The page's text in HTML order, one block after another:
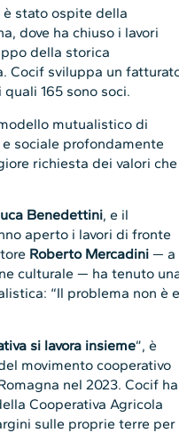
è stato ospite della
dove ha chiuso i lavori
della storica
Cocif sviluppa un
quali 165 sono soci.
mutualistico di
sociale profondamente
richiesta dei valori che
Benedettini, e il
aperto i lavori di fronte
Roberto Mercadini — a
culturale — ha tenuto
“Il problema non è e
si lavora insieme”, è
movimento cooperativo
nel 2023. Cocif ha
Cooperativa Agricola
sulle proprie terre per